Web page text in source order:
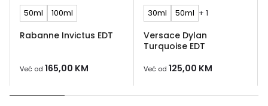
50ml 100ml
Rabanne Invictus EDT
Već od 165,00 KM
30ml 50ml + 1
Versace Dylan
Turquoise EDT
Već od 125,00 KM